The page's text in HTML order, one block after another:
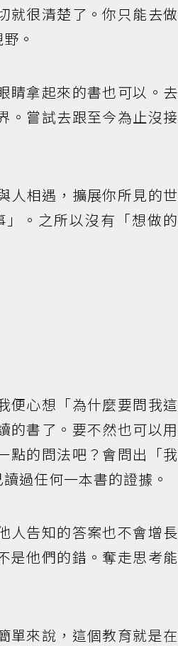
就很清楚了。你只能去做
。
睛拿起來的書也可以。去
。嘗試去跟至今為止沒接
人相遇，擴展你所見的世
。之所以沒有「想做的
便心想「為什麼要問我這
的書了。要不然也可以用
的問法吧？會問出「我
過任何一本書的證據。
人告知的答案也不會增長
是他們的錯。奪走思考能
單來說，這個教育就是在